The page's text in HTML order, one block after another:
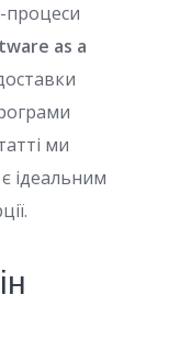
процеси
as a
ми
ідеальним